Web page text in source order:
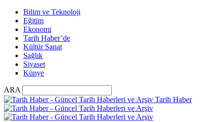
Bilim ve Teknoloji
Eğitim
Ekonomi
Tarih Haber’de
Kültür Sanat
Sağlık
Siyaset
Künye
ARA
Tarih Haber